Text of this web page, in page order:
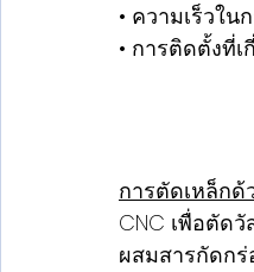
• ความเร็วใ
• การติดตั้งที่
การตัดเหล็กด้
CNC เพื่อตัด
ผสมสารกัดก